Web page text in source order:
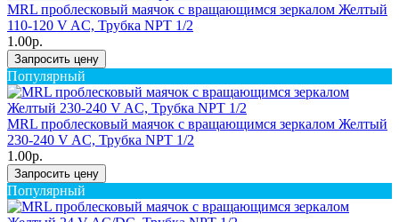
MRL проблесковый маячок с вращающимся зеркалом Желтый
110-120 V AC, Трубка NPT 1/2
1.00р.
Запросить цену
Популярный
MRL проблесковый маячок с вращающимся зеркалом Желтый
230-240 V AC, Трубка NPT 1/2
1.00р.
Запросить цену
Популярный